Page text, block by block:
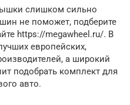
слишком сильно
не поможет, подберите
https://megawheel.ru/. В
европейских,
а широкий
подобрать комплект для
авто.